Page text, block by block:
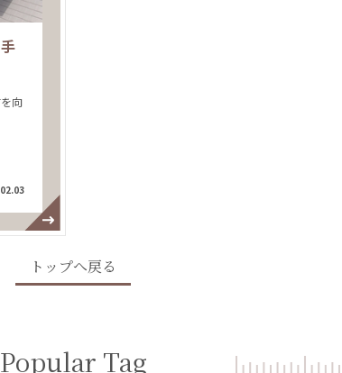
向
トップへ戻る
Popular Tag